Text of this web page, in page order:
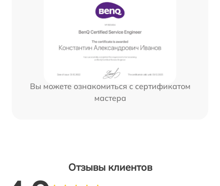
Вы можете ознакомиться с сертификатом
мастера
Отзывы клиентов